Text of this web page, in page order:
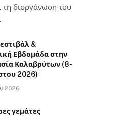
τη διοργάνωση του
&
Εβδομάδα στην
Καλαβρύτων (8-
2026)
2026
γεμάτες